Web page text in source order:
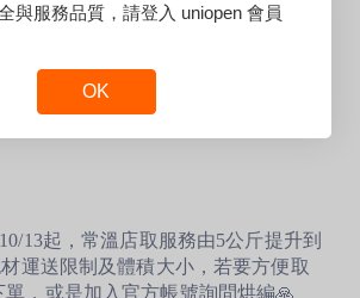
13起，常溫店取服務由5公斤提升到
運送限制及體積大小，若要方便取
，或是加入官方帳號詢問烘編🙏
與服務品質，請登入 uniopen 會員
OK